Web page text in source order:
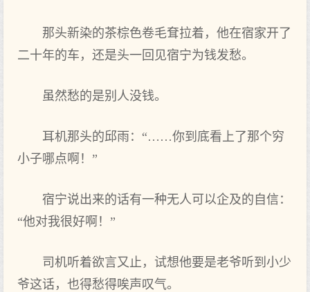
那头新染的茶棕色卷毛耷拉着，他在宿家开了
二十年的车，还是头一回见宿宁为钱发愁。
虽然愁的是别人没钱。
耳机那头的邱雨：“……你到底看上了那个穷
小子哪点啊！”
宿宁说出来的话有一种无人可以企及的自信：
“他对我很好啊！”
司机听着欲言又止，试想他要是老爷听到小少
爷这话，也得愁得唉声叹气。